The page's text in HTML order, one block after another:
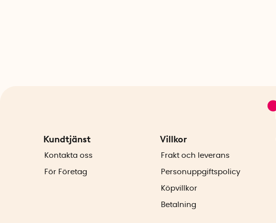
Kundtjänst
Kontakta oss
För Företag
Villkor
Frakt och leverans
Personuppgiftspolicy
Köpvillkor
Betalning